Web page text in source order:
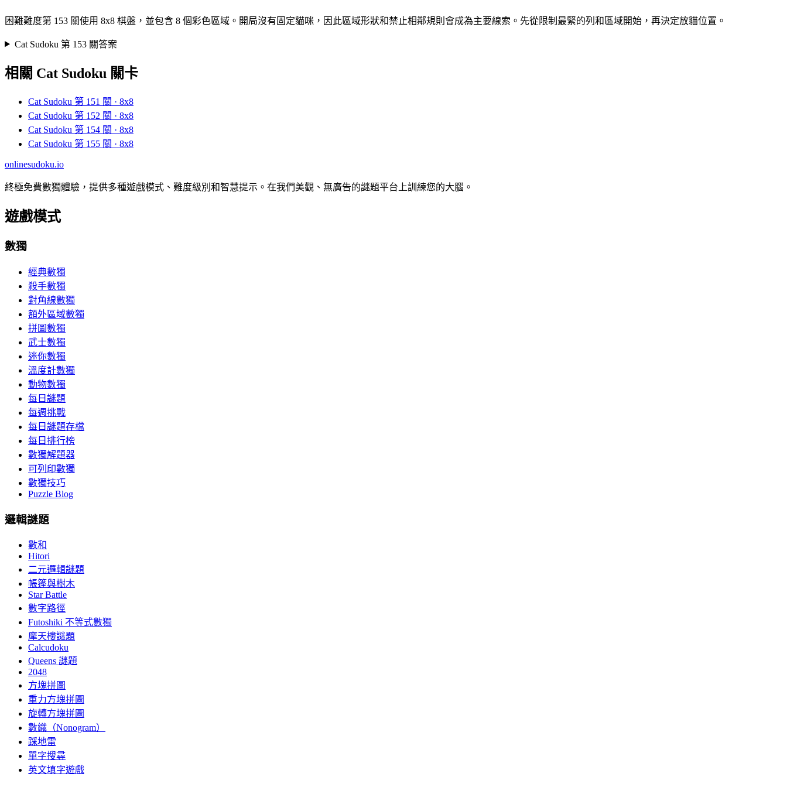
困難難度第 153 關使用 8x8 棋盤，並包含 8 個彩色區域。開局沒有固定貓咪，因此區域形狀和禁止相鄰規則會成為主要線索。先從限制最緊的列和區域開始，再決定放貓位置。
Cat Sudoku 第 153 關答案
相關 Cat Sudoku 關卡
Cat Sudoku 第 151 關 · 8x8
Cat Sudoku 第 152 關 · 8x8
Cat Sudoku 第 154 關 · 8x8
Cat Sudoku 第 155 關 · 8x8
onlinesudoku.io
終極免費數獨體驗，提供多種遊戲模式、難度級別和智慧提示。在我們美觀、無廣告的謎題平台上訓練您的大腦。
遊戲模式
數獨
經典數獨
殺手數獨
對角線數獨
額外區域數獨
拼圖數獨
武士數獨
迷你數獨
溫度計數獨
動物數獨
每日謎題
每週挑戰
每日謎題存檔
每日排行榜
數獨解題器
可列印數獨
數獨技巧
Puzzle Blog
邏輯謎題
數和
Hitori
二元邏輯謎題
帳篷與樹木
Star Battle
數字路徑
Futoshiki 不等式數獨
摩天樓謎題
Calcudoku
Queens 謎題
2048
方塊拼圖
重力方塊拼圖
旋轉方塊拼圖
數織（Nonogram）
踩地雷
單字搜尋
英文填字遊戲